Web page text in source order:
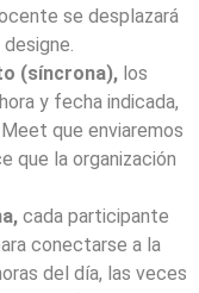
se desplazará
(síncrona), los
y fecha indicada,
que enviaremos
que la organización
cada participante
conectarse a la
del día, las veces